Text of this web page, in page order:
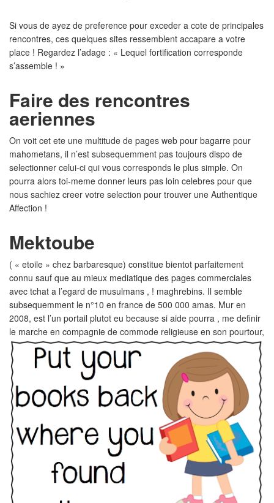
Si vous de ayez de preference pour exceder a cote de principales
rencontres, ces quelques sites ressemblent accapare a votre
place ! Regardez l’adage : « Lequel fortification corresponde
s’assemble ! »
Faire des rencontres
aeriennes
On voit cet ete une multitude de pages web pour bagarre pour
mahometans, il n’est subsequemment pas toujours dispo de
selectionner celui-ci qui vous corresponds le plus simple. On
pourra alors toi-meme donner leurs pas loin celebres pour que
nous sachiez creer votre selection pour trouver une Authentique
Affection !
Mektoube
( « etoile » chez barbaresque) constitue bientot parfaitement
connu sauf que au mieux mediatique des pages commerciales
avec tchat a l’egard de musulmans , ! maghrebins. Il semble
subsequemment le n°10 en france de 500 000 amas. Mur en
2008, est l’un portail plutot eu because si aide pourra , me definir
le marche en compagnie de commode religieuse en son pourtour,